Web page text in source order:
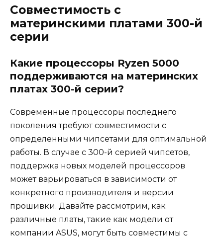
Совместимость с
материнскими платами 300-й
серии
Какие процессоры Ryzen 5000
поддерживаются на материнских
платах 300-й серии?
Современные процессоры последнего
поколения требуют совместимости с
определенными чипсетами для оптимальной
работы. В случае с 300-й серией чипсетов,
поддержка новых моделей процессоров
может варьироваться в зависимости от
конкретного производителя и версии
прошивки. Давайте рассмотрим, как
различные платы, такие как модели от
компании ASUS, могут быть совместимы с